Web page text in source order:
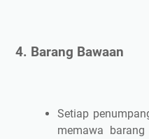
4. Barang Bawaan
Setiap
memawa